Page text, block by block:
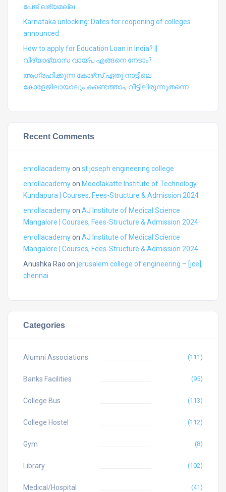
പേജ് ലഭ്യമല്ല
Karnataka unlocking: Dates for reopening of colleges
announced
How to apply for Education Loan in India? ||
വിദ്യാഭ്യാസ വായ്പ എങ്ങനെ നേടാം?
ആഗ്രഹിക്കുന്ന കോഴ്‍സ് ഏതു നാട്ടിലെ
കോളേജിലായാലും കണ്ടെത്താം, വീട്ടിലിരുന്നുതന്നെ
Recent Comments
enrollacademyon st joseph engineering college
enrollacademyon Moodlakatte Institute of Technology
Kundapura | Courses, Fees-Structure & Admission 2024
enrollacademyon AJ Institute of Medical Science
Mangalore | Courses, Fees-Structure & Admission 2024
enrollacademyon AJ Institute of Medical Science
Mangalore | Courses, Fees-Structure & Admission 2024
Anushka Rao on jerusalem college of engineering – [jce],
chennai
Categories
Alumni Associations (111)
Banks Facilities (95)
College Bus (113)
College Hostel (112)
Gym (8)
Library (102)
Medical/Hospital (41)